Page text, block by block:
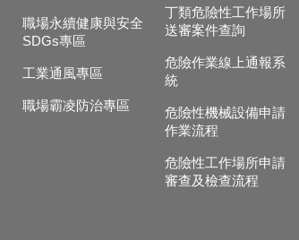
職場永續健康與安全
SDGs專區
工業通風專區
職場霸凌防治專區
丁類危險性工作場所
送審案件查詢
危險作業線上通報系
統
危險性機械設備申請
作業流程
危險性工作場所申請
審查及檢查流程